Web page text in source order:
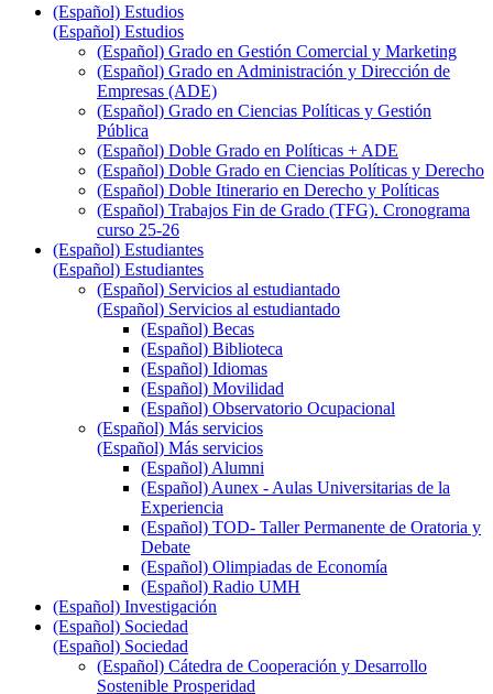
(Español) Estudios
(Español) Estudios
(Español) Grado en Gestión Comercial y Marketing
(Español) Grado en Administración y Dirección de
Empresas (ADE)
(Español) Grado en Ciencias Políticas y Gestión
Pública
(Español) Doble Grado en Políticas + ADE
(Español) Doble Grado en Ciencias Políticas y Derecho
(Español) Doble Itinerario en Derecho y Políticas
(Español) Trabajos Fin de Grado (TFG). Cronograma
curso 25-26
(Español) Estudiantes
(Español) Estudiantes
(Español) Servicios al estudiantado
(Español) Servicios al estudiantado
(Español) Becas
(Español) Biblioteca
(Español) Idiomas
(Español) Movilidad
(Español) Observatorio Ocupacional
(Español) Más servicios
(Español) Más servicios
(Español) Alumni
(Español) Aunex - Aulas Universitarias de la
Experiencia
(Español) TOD- Taller Permanente de Oratoria y
Debate
(Español) Olimpiadas de Economía
(Español) Radio UMH
(Español) Investigación
(Español) Sociedad
(Español) Sociedad
(Español) Cátedra de Cooperación y Desarrollo
Sostenible Prosperidad